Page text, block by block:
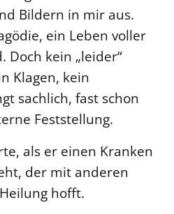
Bildern in mir aus.
ein Leben voller
Doch kein „leider“
Klagen, kein
sachlich, fast schon
Feststellung.
als er einen Kranken
der mit anderen
hofft.